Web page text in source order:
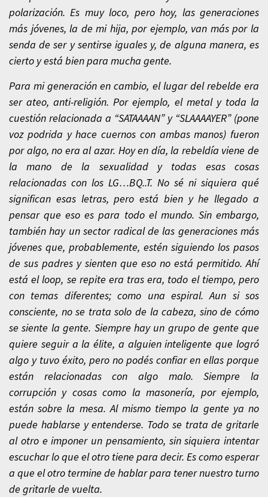
polarización. Es muy loco, pero hoy, las generaciones
más jóvenes, la de mi hija, por ejemplo, van más por la
senda de ser y sentirse iguales y, de alguna manera, es
cierto y está bien para mucha gente.
Para mi generación en cambio, el lugar del rebelde era
ser ateo, anti-religión. Por ejemplo, el metal y toda la
cuestión relacionada a “SATAAAAN” y “SLAAAAYER” (pone
voz podrida y hace cuernos con ambas manos) fueron
por algo, no era al azar. Hoy en día, la rebeldía viene de
la mano de la sexualidad y todas esas cosas
relacionadas con los LG…BQ..T. No sé ni siquiera qué
significan esas letras, pero está bien y he llegado a
pensar que eso es para todo el mundo. Sin embargo,
también hay un sector radical de las generaciones más
jóvenes que, probablemente, estén siguiendo los pasos
de sus padres y sienten que eso no está permitido. Ahí
está el loop, se repite era tras era, todo el tiempo, pero
con temas diferentes; como una espiral. Aun si sos
consciente, no se trata solo de la cabeza, sino de cómo
se siente la gente. Siempre hay un grupo de gente que
quiere seguir a la élite, a alguien inteligente que logró
algo y tuvo éxito, pero no podés confiar en ellas porque
están relacionadas con algo malo. Siempre la
corrupción y cosas como la masonería, por ejemplo,
están sobre la mesa. Al mismo tiempo la gente ya no
puede hablarse y entenderse. Todo se trata de gritarle
al otro e imponer un pensamiento, sin siquiera intentar
escuchar lo que el otro tiene para decir. Es como esperar
a que el otro termine de hablar para tener nuestro turno
de gritarle de vuelta.